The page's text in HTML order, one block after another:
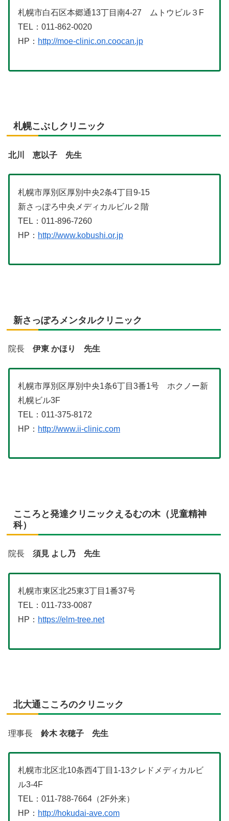
札幌市白石区本郷通13丁目南4-27 ムトウビル３F
TEL：011-862-0020
HP： http://moe-clinic.on.coocan.jp
札幌こぶしクリニック
北川 恵以子 先生
札幌市厚別区厚別中央2条4丁目9-15
新さっぽろ中央メディカルビル２階
TEL：011-896-7260
HP： http://www.kobushi.or.jp
新さっぽろメンタルクリニック
院長 伊東 かほり 先生
札幌市厚別区厚別中央1条6丁目3番1号 ホクノー新
札幌ビル3F
TEL：011-375-8172
HP： http://www.ii-clinic.com
こころと発達クリニックえるむの木（児童精神
科）
院長 須見 よし乃 先生
札幌市東区北25東3丁目1番37号
TEL：011-733-0087
HP： https://elm-tree.net
北大通こころのクリニック
理事長 鈴木 衣穂子 先生
札幌市北区北10条西4丁目1-13クレドメディカルビ
ル3-4F
TEL：011-788-7664（2F外来）
HP： http://hokudai-ave.com